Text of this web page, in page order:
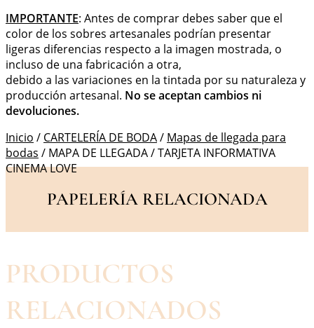
IMPORTANTE: Antes de comprar debes saber que el
color de los sobres artesanales podrían presentar
ligeras diferencias respecto a la imagen mostrada, o
incluso de una fabricación a otra,
debido a las variaciones en la tintada por su naturaleza y
producción artesanal. No se aceptan cambios ni
devoluciones.
Inicio / CARTELERÍA DE BODA/ Mapas de llegada para
bodas / MAPA DE LLEGADA / TARJETA INFORMATIVA
CINEMA LOVE
PAPELERÍA RELACIONADA
PRODUCTOS
RELACIONADOS